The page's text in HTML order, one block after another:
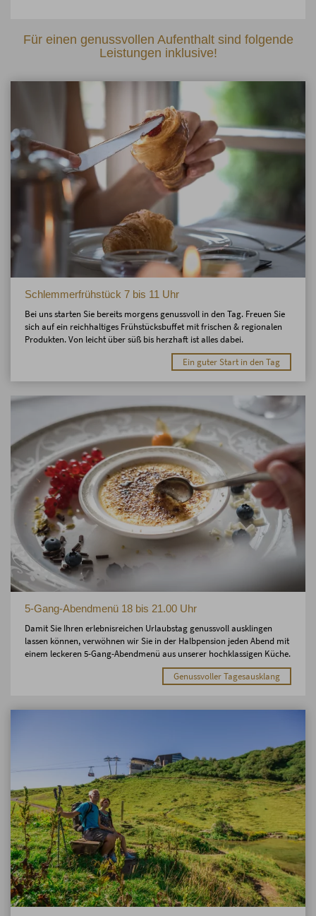
Für einen genussvollen Aufenthalt sind folgende
Leistungen inklusive!
Schlemmerfrühstück 7 bis 11 Uhr
Bei uns starten Sie bereits morgens genussvoll in den Tag. Freuen Sie
sich auf ein reichhaltiges Frühstücksbuffet mit frischen & regionalen
Produkten. Von leicht über süß bis herzhaft ist alles dabei.
Ein guter Start in den Tag
5-Gang-Abendmenü 18 bis 21.00 Uhr
Damit Sie Ihren erlebnisreichen Urlaubstag genussvoll ausklingen
lassen können, verwöhnen wir Sie in der Halbpension jeden Abend mit
einem leckeren 5-Gang-Abendmenü aus unserer hochklassigen Küche.
Genussvoller Tagesausklang